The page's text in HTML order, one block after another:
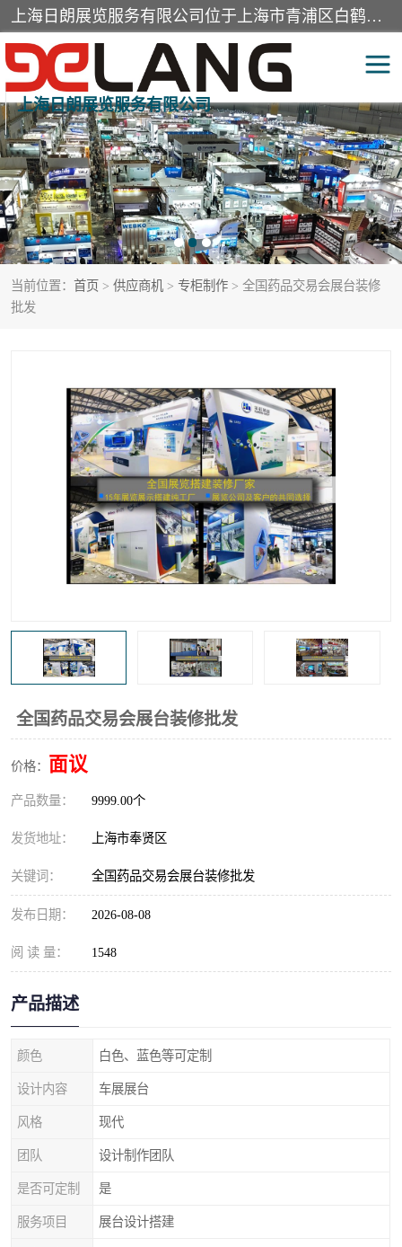
上海日朗展览服务有限公司位于上海市青浦区白鹤镇，营业范围有展览展示会务服务，室内装饰设计及施工，展示道具设计制作，舞台设计，图文设计，灯箱制作，园林绿化工程，广告装潢材料，建筑材料，办公用品，工艺礼品日用百货销售。
上海日朗展览服务有限公司
当前位置： 首页 > 供应商机 > 专柜制作 > 全国药品交易会展台装修
批发
全国药品交易会展台装修批发
价格： 面议
产品数量： 9999.00个
发货地址： 上海市奉贤区
关键词： 全国药品交易会展台装修批发
发布日期： 2026-08-08
阅 读 量： 1548
产品描述
颜色 白色、蓝色等可定制
设计内容 车展展台
风格 现代
团队 设计制作团队
是否可定制 是
服务项目 展台设计搭建
展台装修搭建 活动会议执行
展厅装修 专柜制作
展会装修设计 展会搭建
活动策划 展会服务